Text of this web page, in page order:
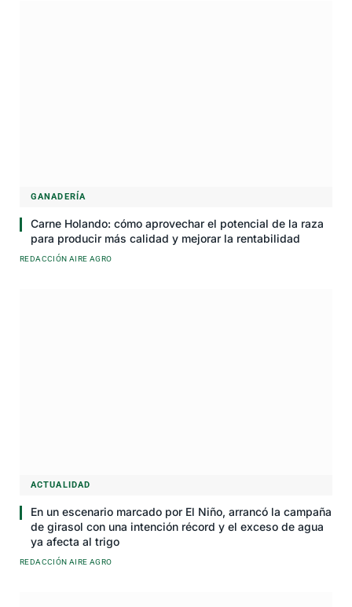
GANADERÍA
Carne Holando: cómo aprovechar el potencial de la raza
para producir más calidad y mejorar la rentabilidad
REDACCIÓN AIRE AGRO
ACTUALIDAD
En un escenario marcado por El Niño, arrancó la campaña
de girasol con una intención récord y el exceso de agua
ya afecta al trigo
REDACCIÓN AIRE AGRO